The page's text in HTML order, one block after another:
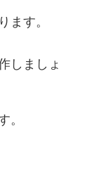
ます。
しましょ
。